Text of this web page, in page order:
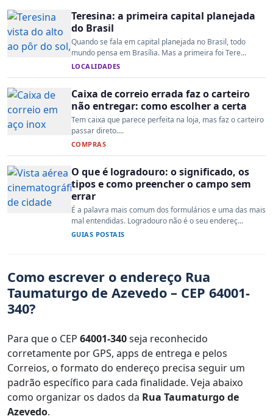
Teresina: a primeira capital planejada
do Brasil
Quando se fala em capital planejada no Brasil, todo
mundo pensa em Brasília. Mas a primeira foi Tere...
LOCALIDADES
Caixa de correio errada faz o carteiro
não entregar: como escolher a certa
Tem caixa que parece perfeita na loja, mas faz o carteiro
passar direto....
COMPRAS
O que é logradouro: o significado, os
tipos e como preencher o campo sem
errar
É a palavra mais comum dos formulários e uma das mais
mal entendidas. Logradouro não é o seu endereç...
GUIAS POSTAIS
Como escrever o endereço Rua
Taumaturgo de Azevedo – CEP 64001-
340?
Para que o CEP 64001-340seja reconhecido
corretamente por GPS, apps de entrega e pelos
Correios, o formato do endereço precisa seguir um
padrão específico para cada finalidade. Veja abaixo
como organizar os dados da Rua Taumaturgo de
Azevedo.